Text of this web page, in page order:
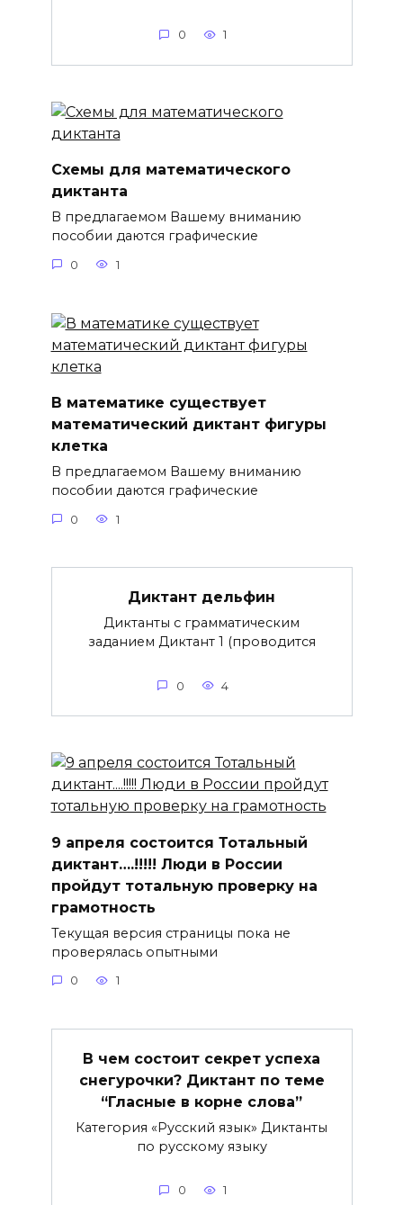
0 1
Схемы для математического
диктанта
В предлагаемом Вашему вниманию
пособии даются графические
0 1
В математике существует
математический диктант фигуры
клетка
В предлагаемом Вашему вниманию
пособии даются графические
0 1
Диктант дельфин
Диктанты с грамматическим
заданием Диктант 1 (проводится
0 4
9 апреля состоится Тотальный
диктант….!!!!! Люди в России
пройдут тотальную проверку на
грамотность
Текущая версия страницы пока не
проверялась опытными
0 1
В чем состоит секрет успеха
снегурочки? Диктант по теме
“Гласные в корне слова”
Категория «Русский язык» Диктанты
по русскому языку
0 1